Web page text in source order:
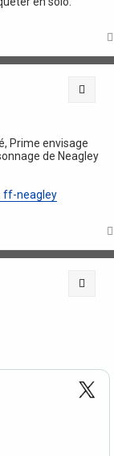
Prime envisage
de Neagley
ff-neagley